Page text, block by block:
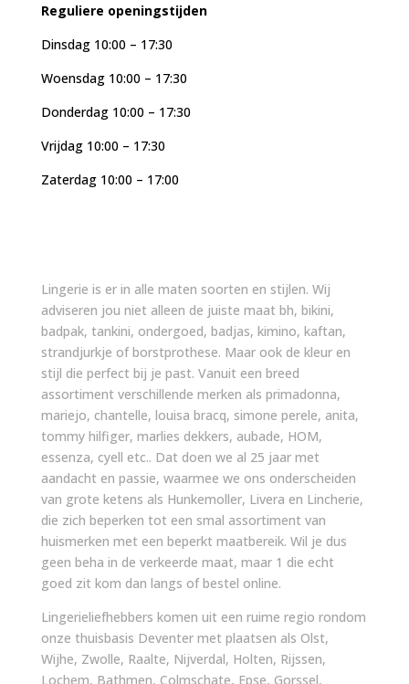
Reguliere openingstijden
Dinsdag 10:00 – 17:30
Woensdag 10:00 – 17:30
Donderdag 10:00 – 17:30
Vrijdag 10:00 – 17:30
Zaterdag 10:00 – 17:00
Lingerie is er in alle maten soorten en stijlen. Wij
adviseren jou niet alleen de juiste maat bh, bikini,
badpak, tankini, ondergoed, badjas, kimino, kaftan,
strandjurkje of borstprothese. Maar ook de kleur en
stijl die perfect bij je past. Vanuit een breed
assortiment verschillende merken als primadonna,
mariejo, chantelle, louisa bracq, simone perele, anita,
tommy hilfiger, marlies dekkers, aubade, HOM,
essenza, cyell etc.. Dat doen we al 25 jaar met
aandacht en passie, waarmee we ons onderscheiden
van grote ketens als Hunkemoller, Livera en Lincherie,
die zich beperken tot een smal assortiment van
huismerken met een beperkt maatbereik. Wil je dus
geen beha in de verkeerde maat, maar 1 die echt
goed zit kom dan langs of bestel online.
Lingerieliefhebbers komen uit een ruime regio rondom
onze thuisbasis Deventer met plaatsen als Olst,
Wijhe, Zwolle, Raalte, Nijverdal, Holten, Rijssen,
Lochem, Bathmen, Colmschate, Epse, Gorssel,